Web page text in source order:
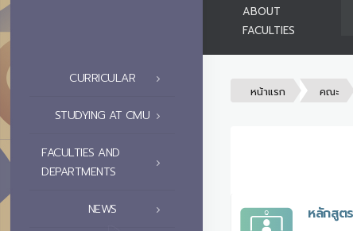
CURRICULAR
STUDYING AT CMU
FACULTIES AND
DEPARTMENTS
NEWS
ABOUT
FACULTIES
หน้าแรก คณะ
หลักสูต